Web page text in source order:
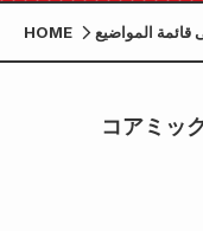
HOME قائمة المواضيع
コアミッ